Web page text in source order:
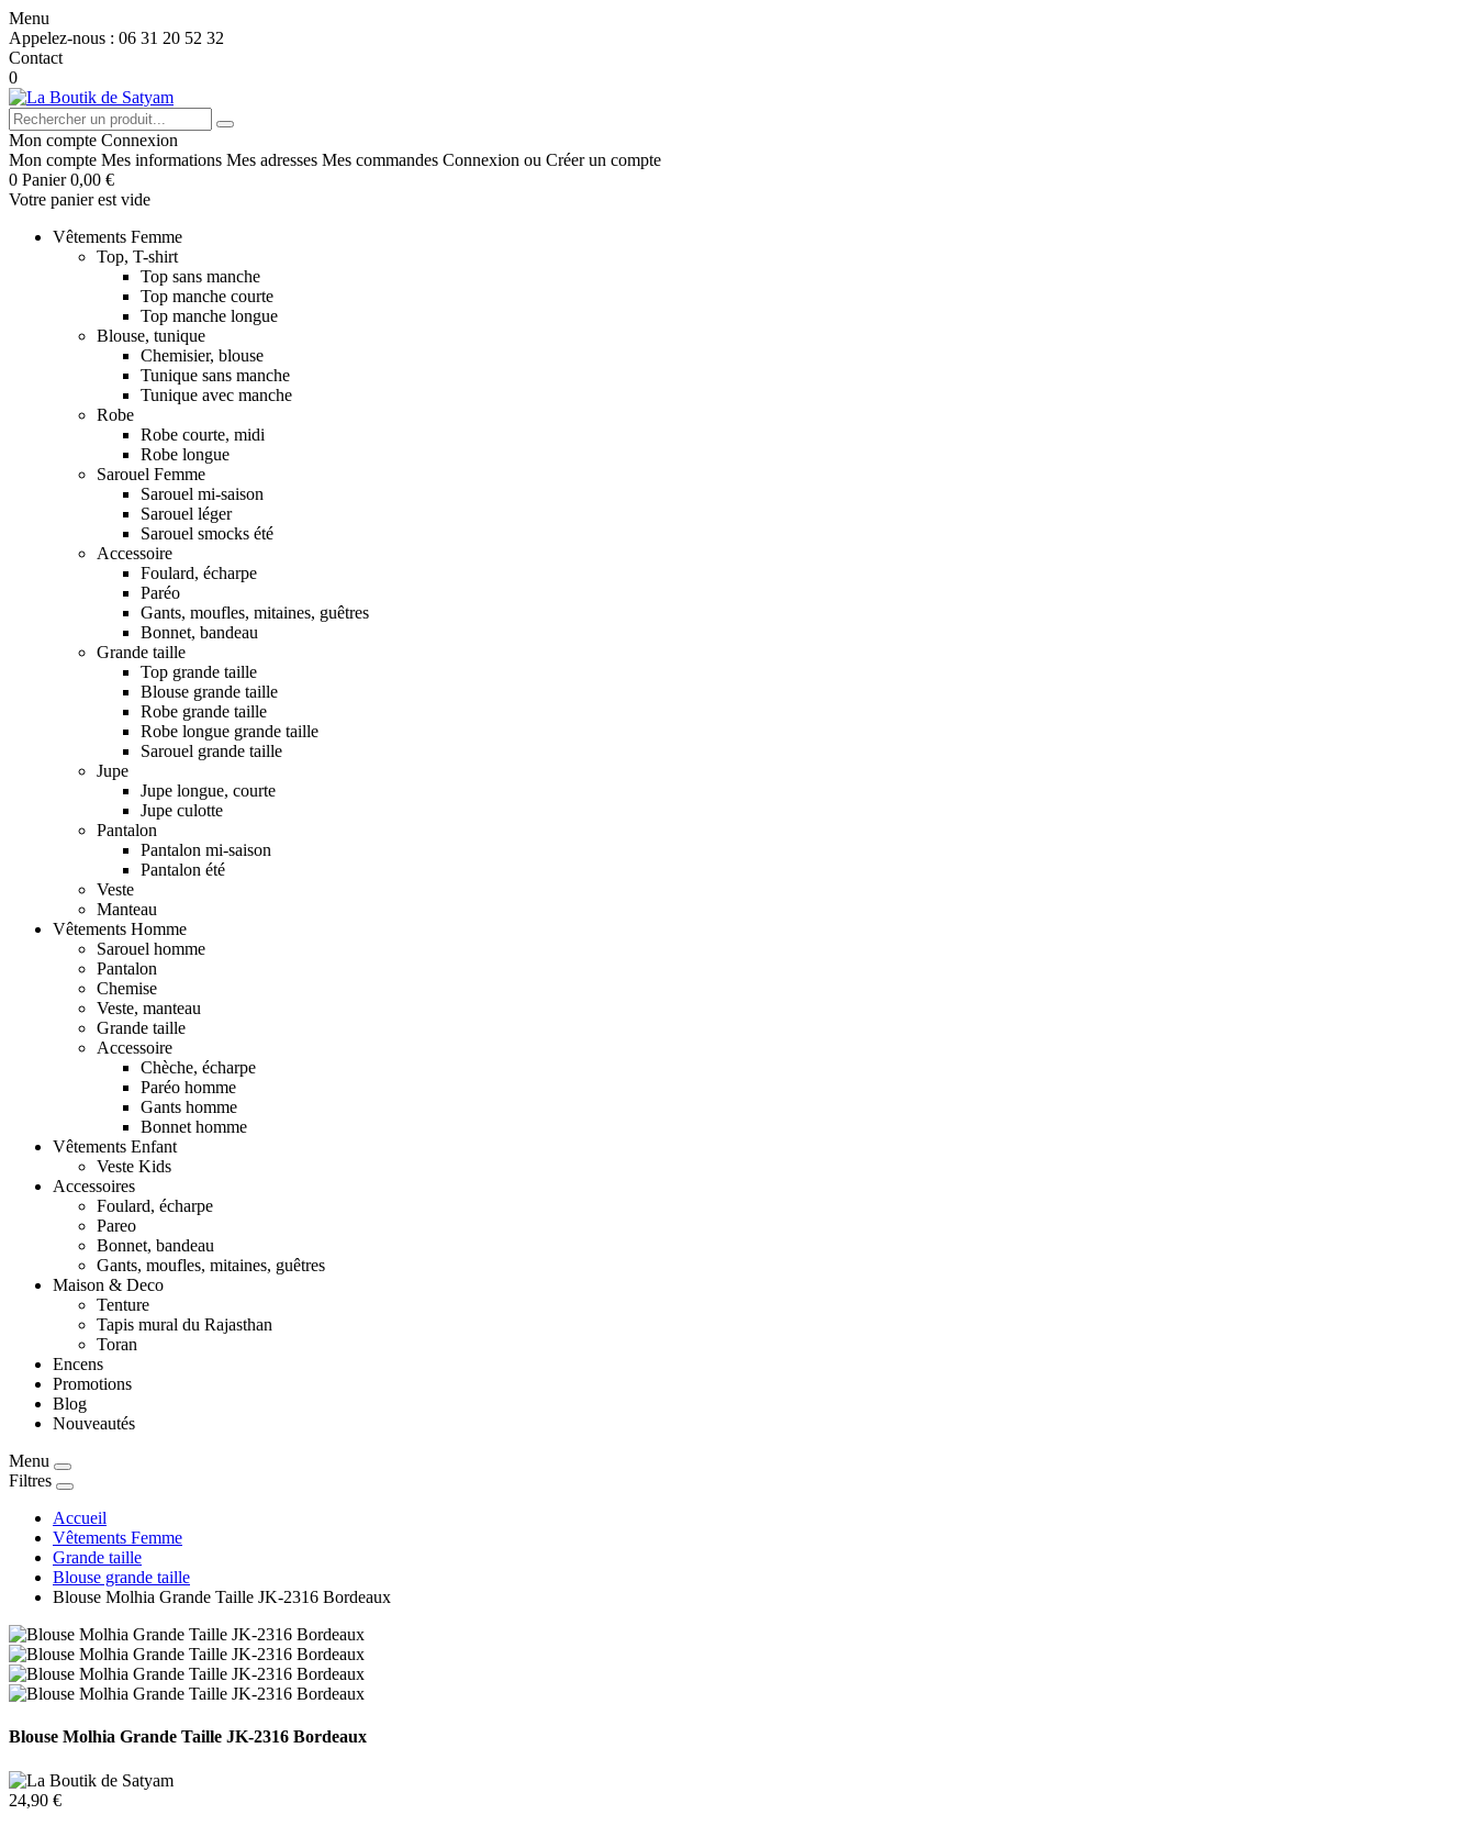
Menu
Appelez-nous : 06 31 20 52 32
Contact
0
Mon compte Connexion
Mon compte Mes informations Mes adresses Mes commandes Connexion ou Créer un compte
0 Panier 0,00 €
Votre panier est vide
Vêtements Femme
Top, T-shirt
Top sans manche
Top manche courte
Top manche longue
Blouse, tunique
Chemisier, blouse
Tunique sans manche
Tunique avec manche
Robe
Robe courte, midi
Robe longue
Sarouel Femme
Sarouel mi-saison
Sarouel léger
Sarouel smocks été
Accessoire
Foulard, écharpe
Paréo
Gants, moufles, mitaines, guêtres
Bonnet, bandeau
Grande taille
Top grande taille
Blouse grande taille
Robe grande taille
Robe longue grande taille
Sarouel grande taille
Jupe
Jupe longue, courte
Jupe culotte
Pantalon
Pantalon mi-saison
Pantalon été
Veste
Manteau
Vêtements Homme
Sarouel homme
Pantalon
Chemise
Veste, manteau
Grande taille
Accessoire
Chèche, écharpe
Paréo homme
Gants homme
Bonnet homme
Vêtements Enfant
Veste Kids
Accessoires
Foulard, écharpe
Pareo
Bonnet, bandeau
Gants, moufles, mitaines, guêtres
Maison & Deco
Tenture
Tapis mural du Rajasthan
Toran
Encens
Promotions
Blog
Nouveautés
Menu
Filtres
Accueil
Vêtements Femme
Grande taille
Blouse grande taille
Blouse Molhia Grande Taille JK-2316 Bordeaux
Blouse Molhia Grande Taille JK-2316 Bordeaux
24,90 €